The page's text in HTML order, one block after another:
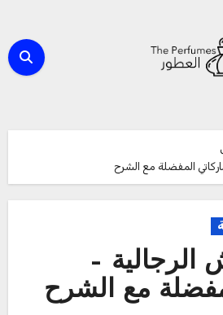
المفضلة مع الشرح
الرجالية –
مع الشرح